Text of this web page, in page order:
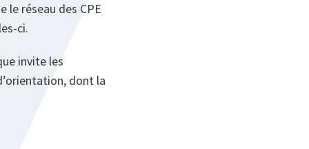
le réseau des CPE
ci.
invite les
dont la